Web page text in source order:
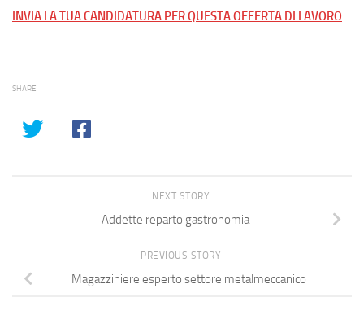
INVIA LA TUA CANDIDATURA PER QUESTA OFFERTA DI LAVORO
SHARE
NEXT STORY
Addette reparto gastronomia
PREVIOUS STORY
Magazziniere esperto settore metalmeccanico